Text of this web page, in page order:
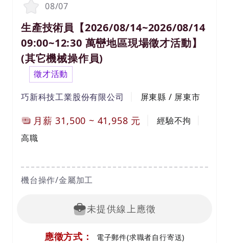
08/07
生產技術員【2026/08/14~2026/08/14
09:00~12:30 萬巒地區現場徵才活動】
(其它機械操作員)
徵才活動
巧新科技工業股份有限公司 屏東縣 / 屏東市
月薪31,500 ~ 41,958 元
經驗不拘
高職
機台操作/金屬加工
未提供線上應徵
應徵方式： 電子郵件(求職者自行寄送)